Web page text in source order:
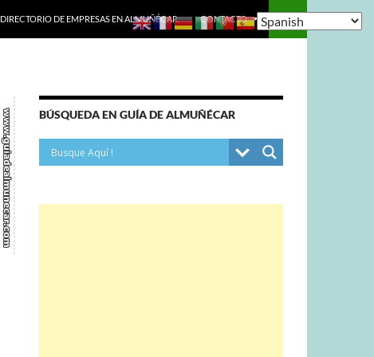
DIRECTORIO DE EMPRESAS EN ALMUÑÉCAR. CONTACTO
BÚSQUEDA EN GUÍA DE ALMUÑÉCAR